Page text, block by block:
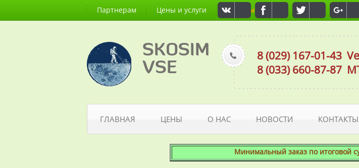
Партнерам Цены и услуги Отзывы
SKOSIM
VSE
8 (029) 167-01-43
8 (033) 660-87-87
ГЛАВНАЯ ЦЕНЫ О НАС НОВОСТИ КОНТАКТЫ
Минимальный заказ по итоговой